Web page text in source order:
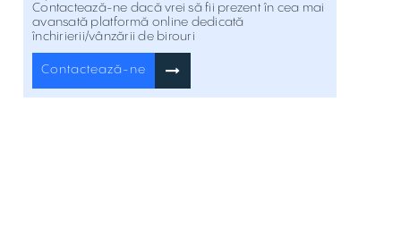
Contactează-ne dacă vrei să fii prezent în cea mai
avansată platformă online dedicată
închirierii/vânzării de birouri
Contactează-ne